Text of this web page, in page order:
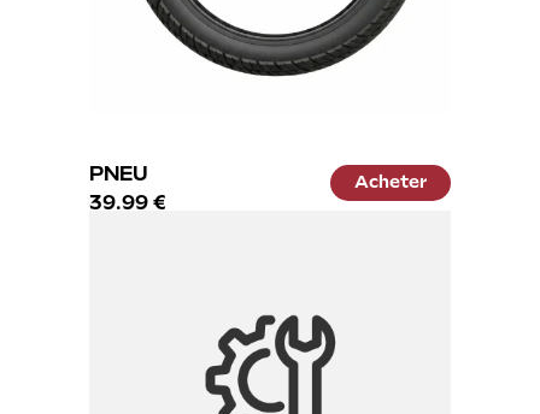
PNEU
39.99 €
Acheter